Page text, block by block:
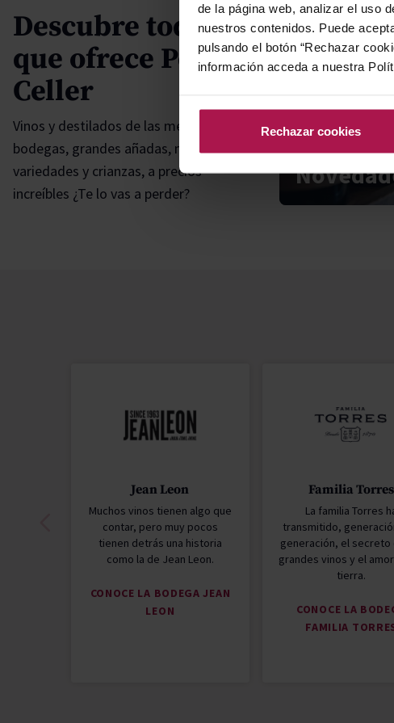
de la página web, analizar el uso
nuestros contenidos. Puede
pulsando el botón “Rechazar
información acceda a nuestra
Rechazar cookies
Descubre todo lo
que ofrece Petit
Celler
Vinos y destilados de las mejores
bodegas, grandes añadas, multitud de
variedades y crianzas, a precios
increíbles ¿Te lo vas a perder?
Jean Leon
Muchos vinos tienen algo que
contar, pero muy pocos
tienen detrás una historia
como la de Jean Leon.
CONOCE LA BODEGA JEAN
LEON
Familia Torres
La familia Torres
transmitido,
generación, el secreto
grandes vinos y el
tierra.
CONOCE LA
FAMILIA